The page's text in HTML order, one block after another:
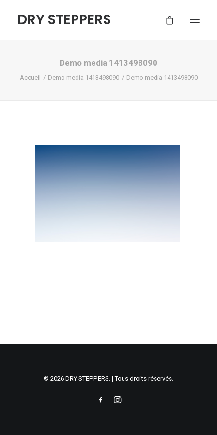
DRY STEPPERS
ACCUEIL
Demo media 1413498090
Accueil Demo media 1413498090 Demo media 1413498090
© 2026 DRY STEPPERS. | Tous droits réservés.